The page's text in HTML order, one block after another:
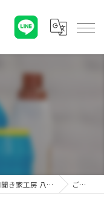
広島県東広島市の便利屋ならおうちの御用聞き家工房 八本松店 ご挨拶